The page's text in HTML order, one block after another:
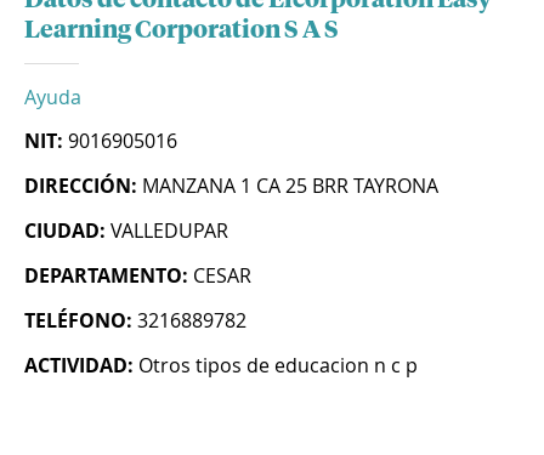
Learning Corporation S A S
Ayuda
NIT: 9016905016
DIRECCIÓN: MANZANA 1 CA 25 BRR TAYRONA
CIUDAD: VALLEDUPAR
DEPARTAMENTO: CESAR
TELÉFONO: 3216889782
ACTIVIDAD: Otros tipos de educacion n c p